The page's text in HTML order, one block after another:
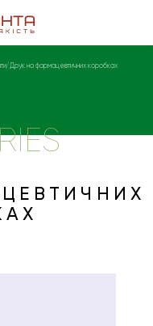
Друк на фармацевтичних коробках